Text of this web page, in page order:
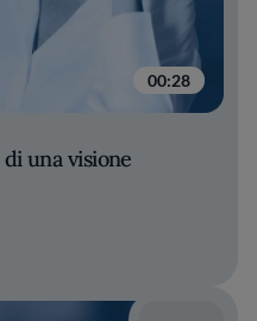
00:28
una visione